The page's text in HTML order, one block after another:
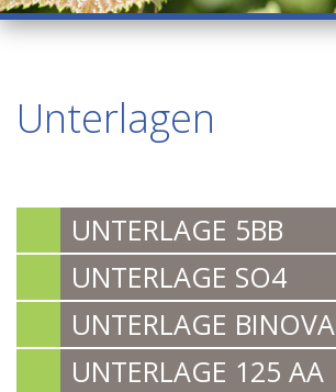
Unterlagen
UNTERLAGE 5BB
UNTERLAGE SO4
UNTERLAGE BINOVA
UNTERLAGE 125 AA